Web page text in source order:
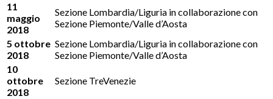
11
maggio
2018
Sezione Lombardia/Liguria in collaborazione con
Sezione Piemonte/Valle d’Aosta
5 ottobre
2018
Sezione Lombardia/Liguria in collaborazione con
Sezione Piemonte/Valle d’Aosta
10
ottobre
2018
Sezione TreVenezie